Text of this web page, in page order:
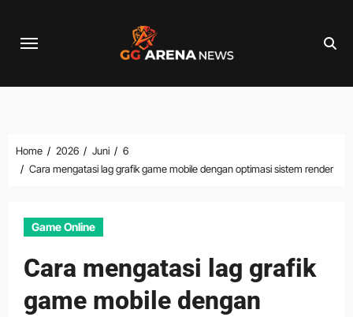
Home 2026 Juni
6
Cara mengatasi lag grafik game mobile dengan optimasi sistem render
Game Online
Cara mengatasi lag grafik
game mobile dengan